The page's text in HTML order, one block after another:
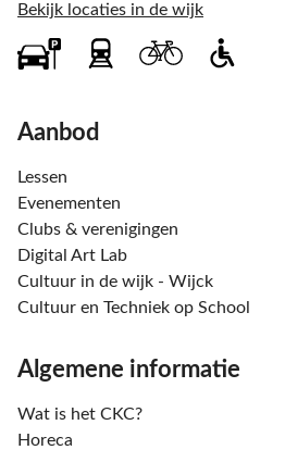
Bekijk locaties in de wijk
Aanbod
Lessen
Evenementen
Clubs & verenigingen
Digital Art Lab
Cultuur in de wijk - Wijck
Cultuur en Techniek op School
Algemene informatie
Wat is het CKC?
Horeca